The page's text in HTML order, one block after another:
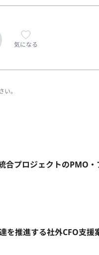
気になる
。
合プロジェクトのPMO・
を推進する社外CFO支援